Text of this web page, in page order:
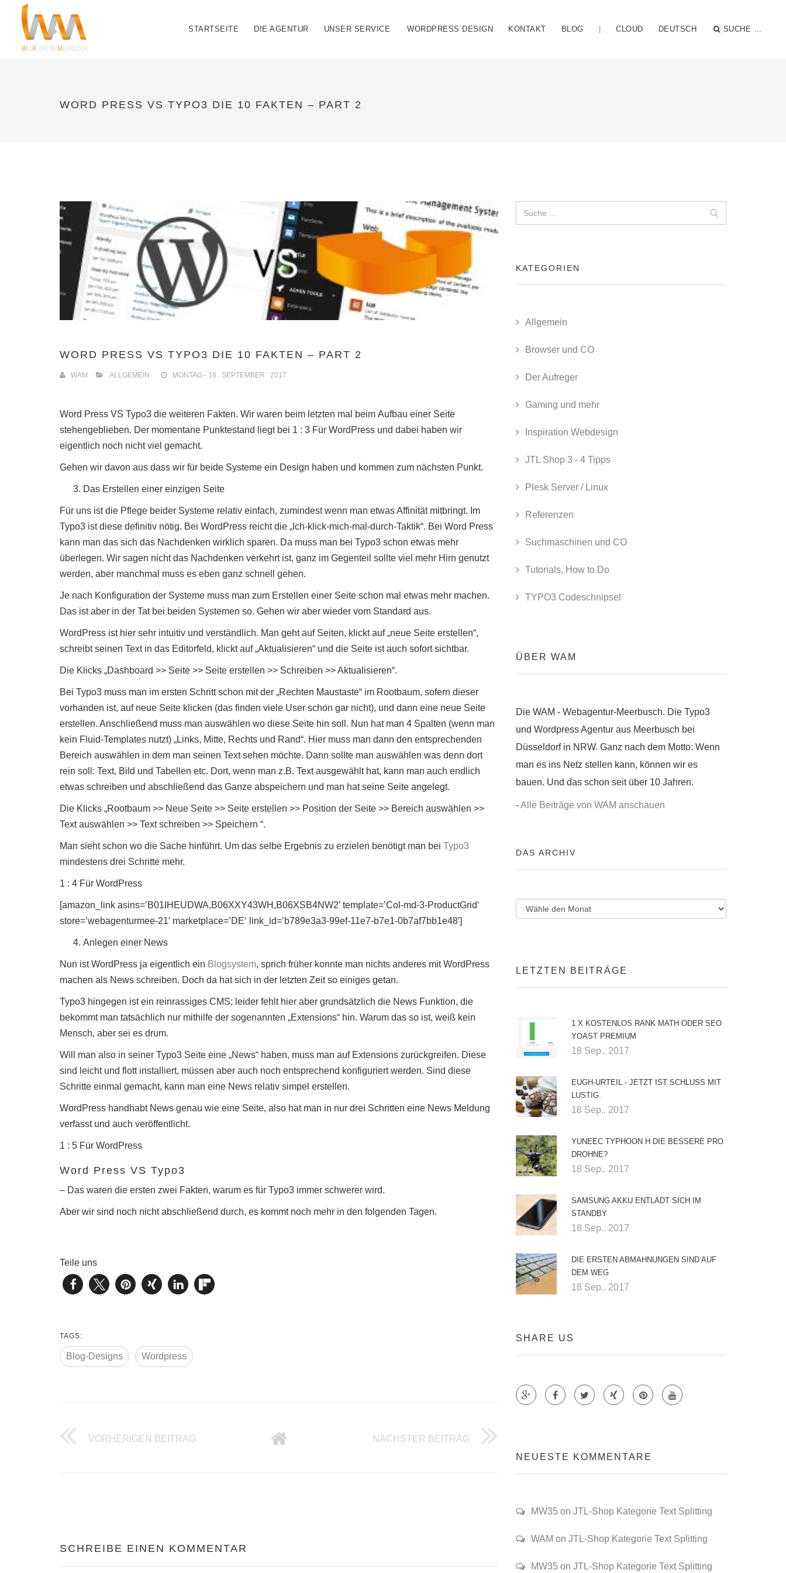
STARTSEITE DIE AGENTUR UNSER SERVICE WORDPRESS DESIGN KONTAKT BLOG CLOUD DEUTSCH SUCHE …
WORD PRESS VS TYPO3 DIE 10 FAKTEN – PART 2
WORD PRESS VS TYPO3 DIE 10 FAKTEN – PART 2
WAM ALLGEMEIN MONTAG - 18 . SEPTEMBER . 2017
Word Press VS Typo3 die weiteren Fakten. Wir waren beim letzten mal beim Aufbau einer Seite
stehengeblieben. Der momentane Punktestand liegt bei 1 : 3 Für WordPress und dabei haben wir
eigentlich noch nicht viel gemacht.
Gehen wir davon aus dass wir für beide Systeme ein Design haben und kommen zum nächsten Punkt.
Das Erstellen einer einzigen Seite
Für uns ist die Pflege beider Systeme relativ einfach, zumindest wenn man etwas Affinität mitbringt. Im
Typo3 ist diese definitiv nötig. Bei WordPress reicht die „Ich-klick-mich-mal-durch-Taktik“. Bei Word Press
kann man das sich das Nachdenken wirklich sparen. Da muss man bei Typo3 schon etwas mehr
überlegen. Wir sagen nicht das Nachdenken verkehrt ist, ganz im Gegenteil sollte viel mehr Hirn genutzt
werden, aber manchmal muss es eben ganz schnell gehen.
Je nach Konfiguration der Systeme muss man zum Erstellen einer Seite schon mal etwas mehr machen.
Das ist aber in der Tat bei beiden Systemen so. Gehen wir aber wieder vom Standard aus.
WordPress ist hier sehr intuitiv und verständlich. Man geht auf Seiten, klickt auf „neue Seite erstellen“,
schreibt seinen Text in das Editorfeld, klickt auf „Aktualisieren“ und die Seite ist auch sofort sichtbar.
Die Klicks „Dashboard >> Seite >> Seite erstellen >> Schreiben >> Aktualisieren“.
Bei Typo3 muss man im ersten Schritt schon mit der „Rechten Maustaste“ im Rootbaum, sofern dieser
vorhanden ist, auf neue Seite klicken (das finden viele User schon gar nicht), und dann eine neue Seite
erstellen. Anschließend muss man auswählen wo diese Seite hin soll. Nun hat man 4 Spalten (wenn man
kein Fluid-Templates nutzt) „Links, Mitte, Rechts und Rand“. Hier muss man dann den entsprechenden
Bereich auswählen in dem man seinen Text sehen möchte. Dann sollte man auswählen was denn dort
rein soll: Text, Bild und Tabellen etc. Dort, wenn man z.B. Text ausgewählt hat, kann man auch endlich
etwas schreiben und abschließend das Ganze abspeichern und man hat seine Seite angelegt.
Die Klicks „Rootbaum >> Neue Seite >> Seite erstellen >> Position der Seite >> Bereich auswählen >>
Text auswählen >> Text schreiben >> Speichern “.
Man sieht schon wo die Sache hinführt. Um das selbe Ergebnis zu erzielen benötigt man bei Typo3
mindestens drei Schritte mehr.
1 : 4 Für WordPress
[amazon_link asins=’B01IHEUDWA,B06XXY43WH,B06XSB4NW2′ template=’Col-md-3-ProductGrid‘
store=’webagenturmee-21′ marketplace=’DE‘ link_id=’b789e3a3-99ef-11e7-b7e1-0b7af7bb1e48′]
Anlegen einer News
Nun ist WordPress ja eigentlich ein Blogsystem, sprich früher konnte man nichts anderes mit WordPress
machen als News schreiben. Doch da hat sich in der letzten Zeit so einiges getan.
Typo3 hingegen ist ein reinrassiges CMS; leider fehlt hier aber grundsätzlich die News Funktion, die
bekommt man tatsächlich nur mithilfe der sogenannten „Extensions“ hin. Warum das so ist, weiß kein
Mensch, aber sei es drum.
Will man also in seiner Typo3 Seite eine „News“ haben, muss man auf Extensions zurückgreifen. Diese
sind leicht und flott installiert, müssen aber auch noch entsprechend konfiguriert werden. Sind diese
Schritte einmal gemacht, kann man eine News relativ simpel erstellen.
WordPress handhabt News genau wie eine Seite, also hat man in nur drei Schritten eine News Meldung
verfasst und auch veröffentlicht.
1 : 5 Für WordPress
Word Press VS Typo3
– Das waren die ersten zwei Fakten, warum es für Typo3 immer schwerer wird.
Aber wir sind noch nicht abschließend durch, es kommt noch mehr in den folgenden Tagen.
Teile uns
TAGS:
Blog-Designs Wordpress
VORHERIGEN BEITRAG WORDPRESS VS TYPO3 DIE 10 FAKTENNÄCHSTER BEITRAG WORDPRESS CMS VS TYPO3 – PART 3
SCHREIBE EINEN KOMMENTAR
KATEGORIEN
Allgemein
Browser und CO
Der Aufreger
Gaming und mehr
Inspiration Webdesign
JTL Shop 3 - 4 Tipps
Plesk Server / Linux
Referenzen
Suchmaschinen und CO
Tutorials, How to Do
TYPO3 Codeschnipsel
ÜBER WAM
Die WAM - Webagentur-Meerbusch. Die Typo3
und Wordpress Agentur aus Meerbusch bei
Düsseldorf in NRW. Ganz nach dem Motto: Wenn
man es ins Netz stellen kann, können wir es
bauen. Und das schon seit über 10 Jahren.
-Alle Beiträge von WAM anschauen
DAS ARCHIV
LETZTEN BEITRÄGE
1 X KOSTENLOS RANK MATH ODER SEO
YOAST PREMIUM
18 Sep.. 2017
EUGH-URTEIL - JETZT IST SCHLUSS MIT
LUSTIG.
18 Sep.. 2017
YUNEEC TYPHOON H DIE BESSERE PRO
DROHNE?
18 Sep.. 2017
SAMSUNG AKKU ENTLÄDT SICH IM
STANDBY
18 Sep.. 2017
DIE ERSTEN ABMAHNUNGEN SIND AUF
DEM WEG
18 Sep.. 2017
SHARE US
Teile auf Google +
Teile auf Faecebook
Teile auf Twitter
Teile auf Xing
Teile auf Pinterest
NEUESTE KOMMENTARE
MW35 on JTL-Shop Kategorie Text Splitting
WAM on JTL-Shop Kategorie Text Splitting
MW35 on JTL-Shop Kategorie Text Splitting